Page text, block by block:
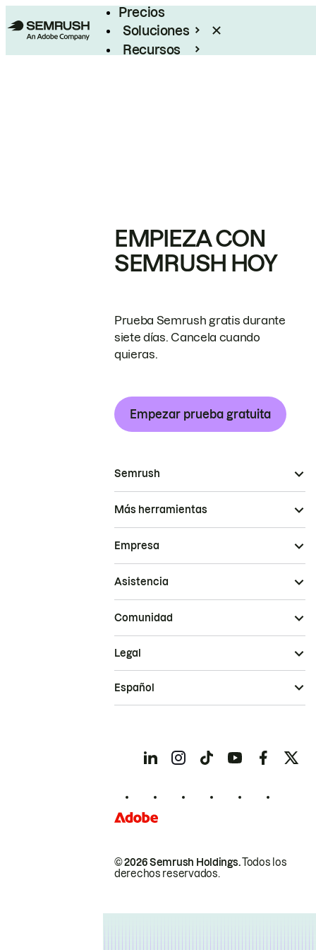
Precios
Soluciones
Recursos
EMPIEZA CON
SEMRUSH HOY
Prueba Semrush gratis durante
siete días. Cancela cuando
quieras.
Empezar prueba gratuita
Semrush
Más herramientas
Empresa
Asistencia
Comunidad
© 2026 Semrush Holdings.Todos los
derechos reservados.
Legal
Español